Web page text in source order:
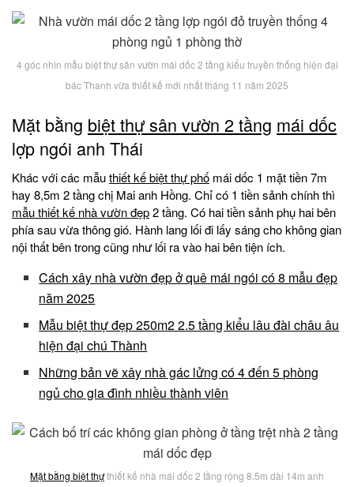
4 góc nhìn mẫu biệt thự sân vườn mái dốc 2 tầng kiểu truyền thống hiện đại
bác Thanh vừa thiết kế mới nhất tháng 11 năm 2025
Mặt bằng biệt thự sân vườn 2 tầng mái dốc
lợp ngói anh Thái
Khác với các mẫuthiết kế biệt thự phố mái dốc 1 mặt tiền 7m
hay 8,5m 2 tầng chị Mai anh Hồng. Chỉ có 1 tiền sảnh chính thì
mẫu thiết kế nhà vườn đẹp2 tầng. Có hai tiền sảnh phụ hai bên
phía sau vừa thông gió. Hành lang lối đi lấy sáng cho không gian
nội thất bên trong cũng như lối ra vào hai bên tiện ích.
Cách xây nhà vườn đẹp ở quê mái ngói có 8 mẫu đẹp
năm 2025
Mẫu biệt thự đẹp 250m2 2.5 tầng kiểu lâu đài châu âu
hiện đại chú Thành
Những bản vẽ xây nhà gác lửng có 4 đến 5 phòng
ngủ cho gia đình nhiều thành viên
Mặt bằng biệt thựthiết kế nhà mái dốc 2 tầng rộng 8.5m dài 14m anh